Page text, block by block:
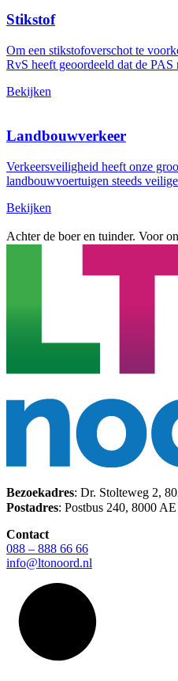
Stikstof
Om een stikstofoverschot te
RvS heeft geoordeeld dat de PAS
Bekijken
Landbouwverkeer
Verkeersveiligheid heeft onze
landbouwvoertuigen steeds
Bekijken
Achter de boer en tuinder. Voor
Bezoekadres: Dr. Stolteweg 2,
Postadres: Postbus 240, 8000
Contact
088 – 888 66 66
info@ltonoord.nl